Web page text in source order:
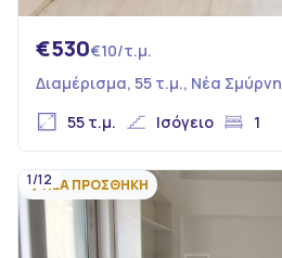
€530€10/τ.μ.
Διαμέρισμα, 55 τ.μ., Νέα Σμύρνη
55 τ.μ.
Ισόγειο 1
ΝΕΑ ΠΡΟΣΘΗΚΗ
1/12